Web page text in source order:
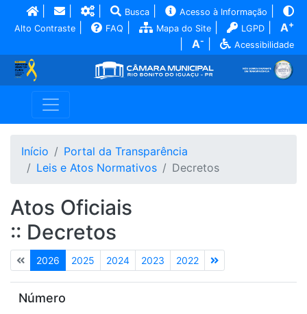
| Busca Acesso à Informação
Alto Contraste FAQ Mapa do Site LGPD A+
A- Acessibilidade
Início
Portal da Transparência
Leis e Atos Normativos
Decretos
Atos Oficiais
:: Decretos
2026 2025 2024 2023 2022
Número